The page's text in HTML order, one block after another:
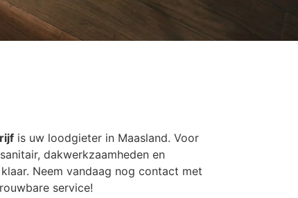
is uw loodgieter in Maasland. Voor
dakwerkzaamheden en
Neem vandaag nog contact met
service!